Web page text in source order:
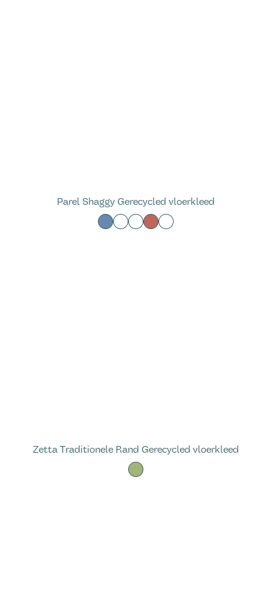
Parel Shaggy Gerecycled vloerkleed
Zetta Traditionele Rand Gerecycled vloerkleed